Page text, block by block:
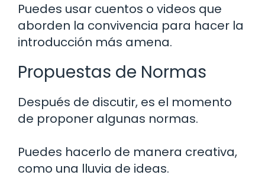
Puedes usar cuentos o videos que
aborden la convivencia para hacer la
introducción más amena.
Propuestas de Normas
Después de discutir, es el momento
de proponer algunas normas.
Puedes hacerlo de manera creativa,
como una lluvia de ideas.